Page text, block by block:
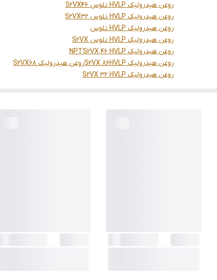
روغن هیدرولیک HVLP تلوس S2VX46
روغن هیدرولیک HVLP تلوس S2VX32
روغن هیدرولیک HVLP تلوس
روغن هیدرولیک HVLP تلوس S2VX
روغن هیدرولیک S2VX 46 HVLP
NPT
روغن هیدرولیک S2VX 86HVLP
روغن هیدرولیک S2VX68
روغن هیدرولیک S2VX 32 HVLP